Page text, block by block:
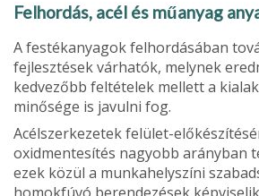
Felhordás, acél és műanyag
A festékanyagok felhordásában
fejlesztések várhatók, melynek
kedvezőbb feltételek mellett a
minősége is javulni fog.
Acélszerkezetek felület-
oxidmentesítés nagyobb arányban
ezek közül a munkahelyszíni
homokfúvó berendezések